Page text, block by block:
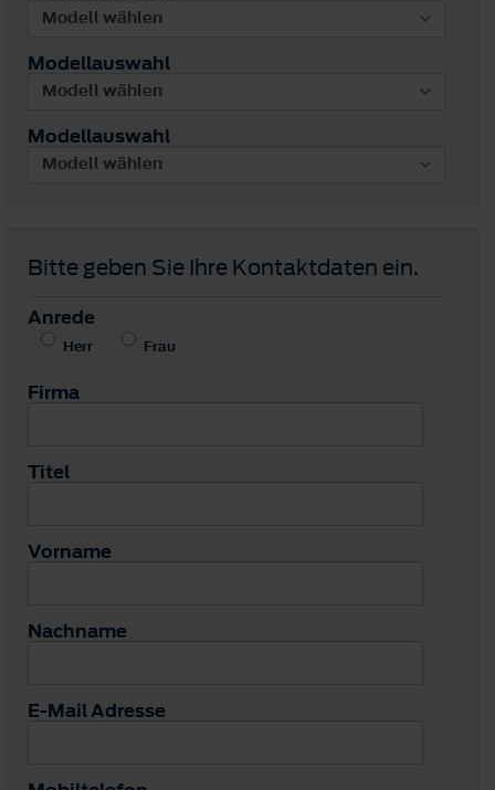
Modellauswahl
Modellauswahl
Bitte geben Sie Ihre Kontaktdaten ein.
Anrede
Herr Frau
Firma
Titel
Vorname
Nachname
E-Mail Adresse